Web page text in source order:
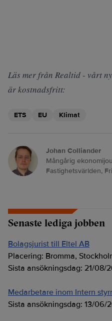
Läs mer från Realtid - vårt
är kostnadsfritt:
ETS EU Klimat
Johan Colliander
Mångårig
Fastighetsvärlden,
Senaste lediga jobben
Bolagsjurist till Eltel AB
Placering: Bromma,
Sista ansökningsdag: 21/08/
Medarbetare inom Intern
Sista ansökningsdag: 13/06/